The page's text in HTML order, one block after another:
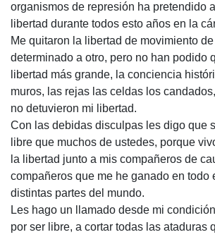
organismos de represión ha pretendido
libertad durante todos esto años en la
Me quitaron la libertad de movimiento
determinado a otro, pero no han podido
libertad más grande, la conciencia
muros, las rejas las celdas los
no detuvieron mi libertad.
Con las debidas disculpas les digo que
libre que muchos de ustedes, porque
la libertad junto a mis compañeros de
compañeros que me he ganado en todo
distintas partes del mundo.
Les hago un llamado desde mi
por ser libre, a cortar todas las ataduras